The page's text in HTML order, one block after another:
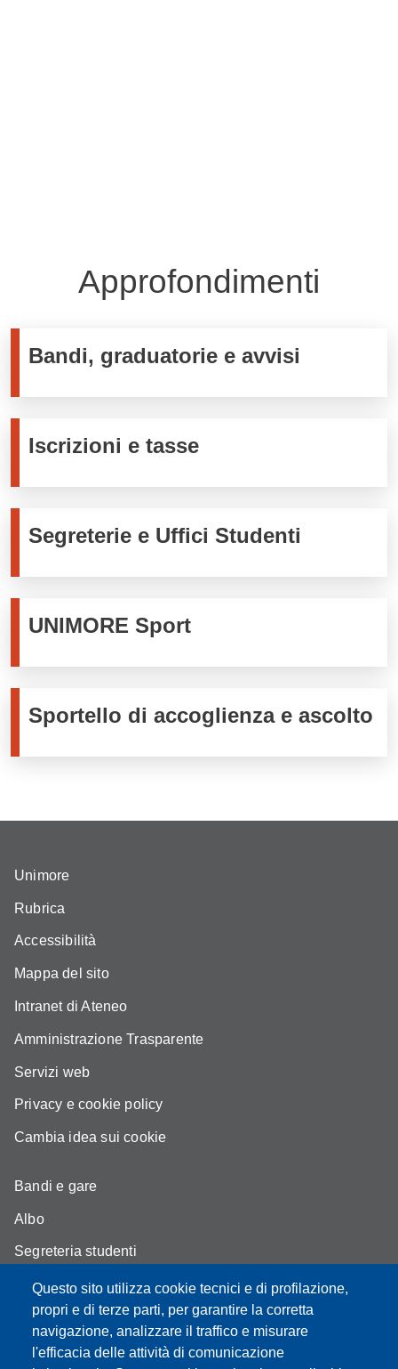
Approfondimenti
Bandi, graduatorie e avvisi
Iscrizioni e tasse
Segreterie e Uffici Studenti
UNIMORE Sport
Sportello di accoglienza e ascolto
Questo sito utilizza cookie tecnici e di profilazione,
propri e di terze parti, per garantire la corretta
navigazione, analizzare il traffico e misurare
l'efficacia delle attività di comunicazione
Unimore
Rubrica
Accessibilità
Mappa del sito
Intranet di Ateneo
Amministrazione Trasparente
Servizi web
Privacy e cookie policy
Cambia idea sui cookie
Bandi e gare
Albo
Segreteria studenti
Come trovarci
Assicurazione qualità